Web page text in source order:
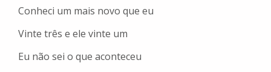
Conheci um mais novo que eu
Vinte três e ele vinte um
Eu não sei o que aconteceu